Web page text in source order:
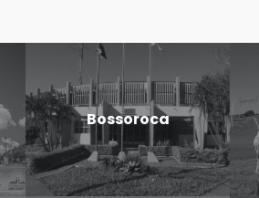
Bossoroca